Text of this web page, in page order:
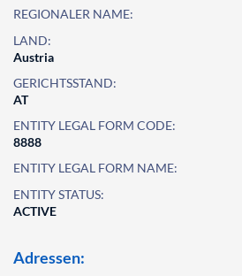
REGIONALER NAME:
LAND:
Austria
GERICHTSSTAND:
AT
ENTITY LEGAL FORM CODE:
8888
ENTITY LEGAL FORM NAME:
ENTITY STATUS:
ACTIVE
Adressen: